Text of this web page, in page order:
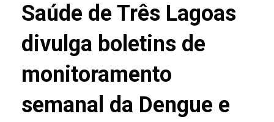
Saúde de Três Lagoas
divulga boletins de
monitoramento
semanal da Dengue e